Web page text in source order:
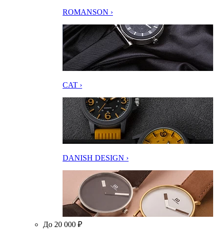
ROMANSON ›
CAT ›
DANISH DESIGN ›
До 20 000 ₽